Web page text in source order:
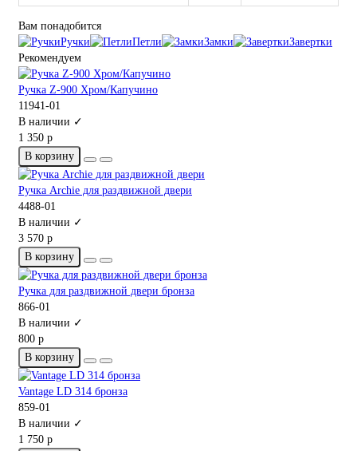
Вам понадобится
Ручки
Петли Замки
Завертки
Рекомендуем
Ручка Z-900 Хром/Капучино
11941-01
В наличии ✓
1 350 р
В корзину
Ручка Archie для раздвижной двери
4488-01
В наличии ✓
3 570 р
В корзину
Ручка для раздвижной двери бронза
866-01
В наличии ✓
800 р
В корзину
Vantage LD 314 бронза
859-01
В наличии ✓
1 750 р